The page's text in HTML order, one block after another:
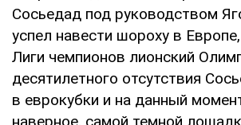
Сосьедад под руководством
успел навести шороху в
Лиги чемпионов лионский
десятилетного отсутствия
в еврокубки и на данный
наверное, самой темной